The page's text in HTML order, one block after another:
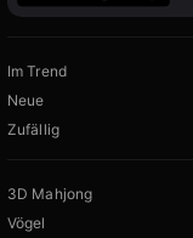
Im Trend
Neue
Zufällig
3D Mahjong
Vögel